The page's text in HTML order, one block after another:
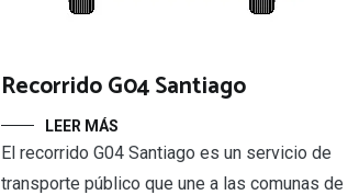
Recorrido G04 Santiago
LEER MÁS
El recorrido G04 Santiago es un servicio de
transporte público que une a las comunas de